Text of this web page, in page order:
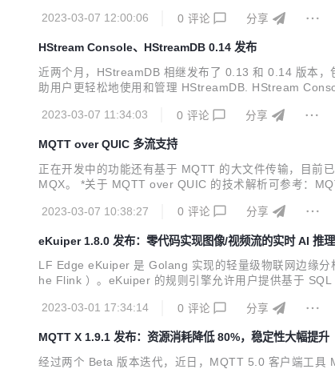
2023-03-07 12:00:06
0 评论 分享
HStream Console、HStreamDB 0.14 发布
近两个月，HStreamDB 相继发布了 0.13 和 0.14 版本
助用户更轻松地使用和管理 HStreamDB. HStream
2023-03-07 11:34:03
0 评论 分享
MQTT over QUIC 多流支持
正在开发中的功能还有基于 MQTT 的大文件传输，目前
MQX。 *关于 MQTT over QUIC 的技术解析可参考：
2023-03-07 10:38:27
0 评论 分享
eKuiper 1.8.0 发布：零代码实现图像/视频流的实时 AI 推理
LF Edge eKuiper 是 Golang 实现的轻量级物联网边缘
he Flink ）。eKuiper 的规则引擎允许用户提供基于
2023-03-01 17:34:14
0 评论 分享
MQTT X 1.9.1 发布：资源消耗降低 80%，稳定性大幅提升
经过两个 Beta 版本迭代，近日，MQTT 5.0 客户端工具